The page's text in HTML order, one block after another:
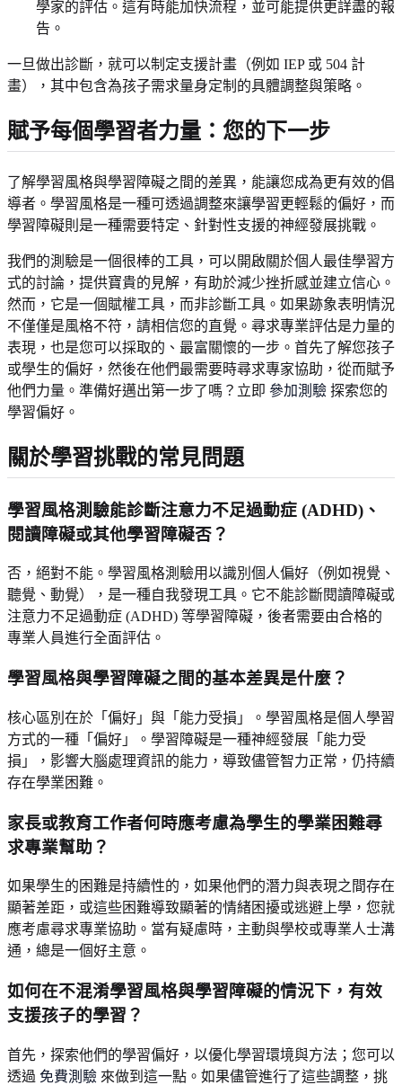
學家的評估。這有時能加快流程，並可能提供更詳盡的報
告。
一旦做出診斷，就可以制定支援計畫（例如 IEP 或 504 計
畫），其中包含為孩子需求量身定制的具體調整與策略。
賦予每個學習者力量：您的下一步
了解學習風格與學習障礙之間的差異，能讓您成為更有效的倡
導者。學習風格是一種可透過調整來讓學習更輕鬆的偏好，而
學習障礙則是一種需要特定、針對性支援的神經發展挑戰。
我們的測驗是一個很棒的工具，可以開啟關於個人最佳學習方
式的討論，提供寶貴的見解，有助於減少挫折感並建立信心。
然而，它是一個賦權工具，而非診斷工具。如果跡象表明情況
不僅僅是風格不符，請相信您的直覺。尋求專業評估是力量的
表現，也是您可以採取的、最富關懷的一步。首先了解您孩子
或學生的偏好，然後在他們最需要時尋求專家協助，從而賦予
他們力量。準備好邁出第一步了嗎？立即 參加測驗 探索您的
學習偏好。
關於學習挑戰的常見問題
學習風格測驗能診斷注意力不足過動症 (ADHD)、
閱讀障礙或其他學習障礙否？
否，絕對不能。學習風格測驗用以識別個人偏好（例如視覺、
聽覺、動覺），是一種自我發現工具。它不能診斷閱讀障礙或
注意力不足過動症 (ADHD) 等學習障礙，後者需要由合格的
專業人員進行全面評估。
學習風格與學習障礙之間的基本差異是什麼？
核心區別在於「偏好」與「能力受損」。學習風格是個人學習
方式的一種「偏好」。學習障礙是一種神經發展「能力受
損」，影響大腦處理資訊的能力，導致儘管智力正常，仍持續
存在學業困難。
家長或教育工作者何時應考慮為學生的學業困難尋
求專業幫助？
如果學生的困難是持續性的，如果他們的潛力與表現之間存在
顯著差距，或這些困難導致顯著的情緒困擾或逃避上學，您就
應考慮尋求專業協助。當有疑慮時，主動與學校或專業人士溝
通，總是一個好主意。
如何在不混淆學習風格與學習障礙的情況下，有效
支援孩子的學習？
首先，探索他們的學習偏好，以優化學習環境與方法；您可以
透過 免費測驗 來做到這一點。如果儘管進行了這些調整，挑